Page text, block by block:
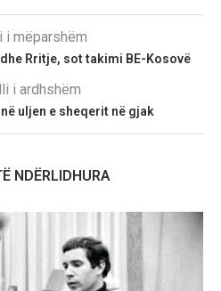
i mëparshëm
Rritje, sot takimi BE-Kosovë
i ardhshëm
uljen e sheqerit në gjak
NDËRLIDHURA